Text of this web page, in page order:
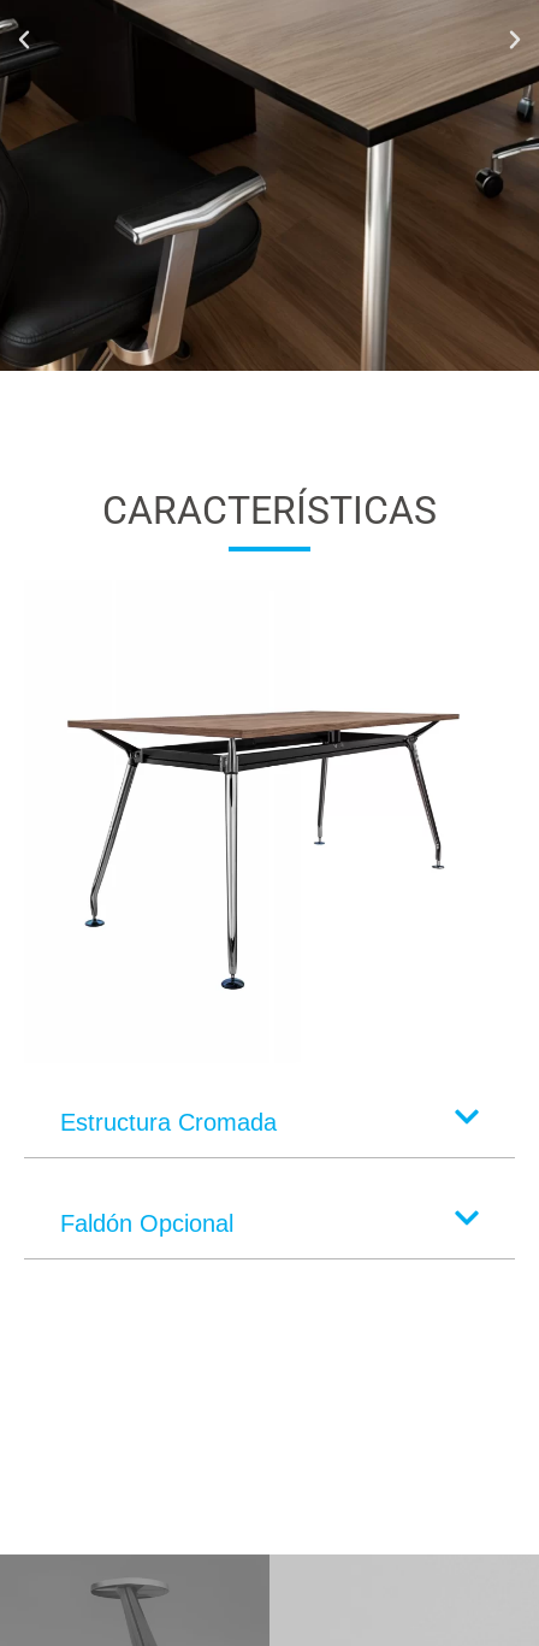
CARACTERÍSTICAS
Estructura Cromada
Faldón Opcional